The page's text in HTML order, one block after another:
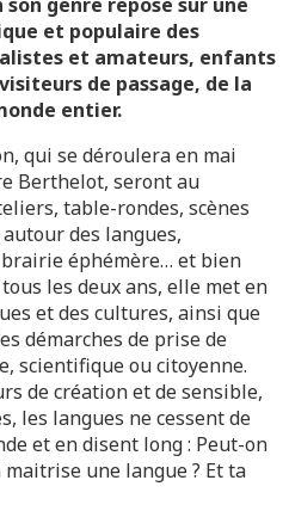
et populaire des
et amateurs, enfants
de passage, de la
entier.
qui se déroulera en mai
Berthelot, seront au
table-rondes, scènes
des langues,
éphémère… et bien
les deux ans, elle met en
et des cultures, ainsi que
démarches de prise de
scientifique ou citoyenne.
de création et de sensible,
les langues ne cessent de
et en disent long : Peut-on
maitrise une langue ? Et ta